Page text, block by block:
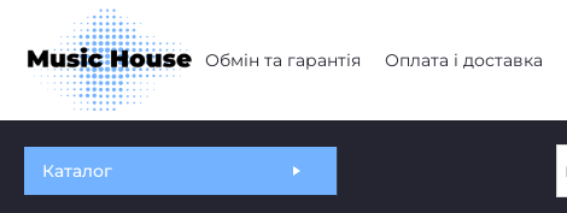
Обмін та гарантія Оплата і доставка
Каталог